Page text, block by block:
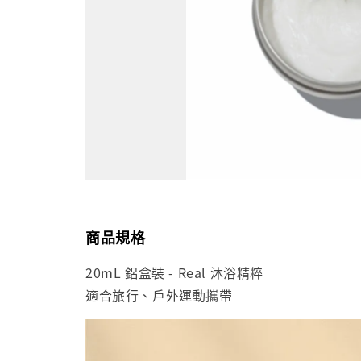
商品規格
20mL 鋁盒裝 - Real 沐浴精粹
適合旅行、戶外運動攜帶